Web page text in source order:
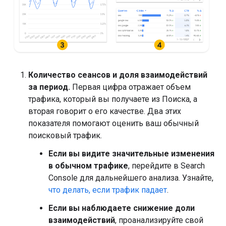
Количество сеансов и доля взаимодействий
за период. Первая цифра отражает объем
трафика, который вы получаете из Поиска, а
вторая говорит о его качестве. Два этих
показателя помогают оценить ваш обычный
поисковый трафик.
Если вы видите значительные изменения
в обычном трафике, перейдите в Search
Console для дальнейшего анализа. Узнайте,
что делать, если трафик падает.
Если вы наблюдаете снижение доли
взаимодействий, проанализируйте свой